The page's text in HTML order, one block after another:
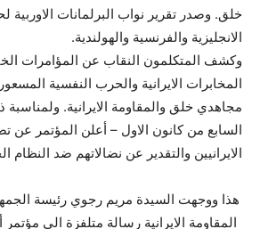
خلق. وصدر تقرير نواب البرلمانات الاوربية
الانجليزية والفرنسية والهولندية.
وكشف المتكلمون النقاب عن المؤامرات
المخابرات الايرانية والحرب النفسية
مجاهدي خلق والمقاومة الايرانية.
السابع من كانون الاول – أعلن المؤتمر عن
الايرانيين والتقدير عن نضالاتهم ضد النظام
هذا ووجهت السيدة مريم رجوي رئيسة
المقاومة الايرانية رسالة متلفزة الى